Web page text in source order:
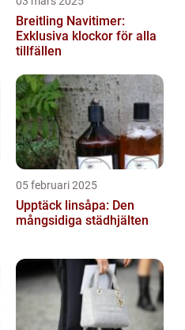
Breitling Navitimer:
Exklusiva klockor för alla
tillfällen
05 februari 2025
Upptäck linsåpa: Den
mångsidiga städhjälten